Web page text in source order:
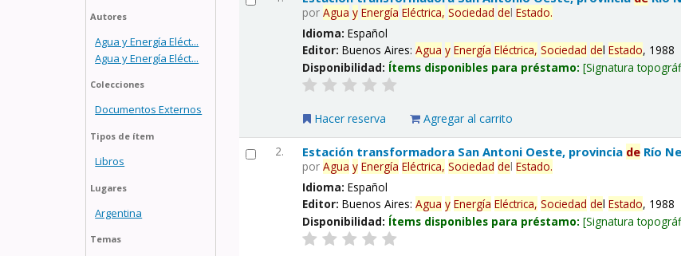
Autores
Agua y Energía Eléct...
Agua y Energía Eléct...
Colecciones
Documentos Externos
Tipos de ítem
Libros
Lugares
Argentina
Temas
porAgua y Energía Eléctrica, Sociedad delEstado.
Idioma:Español
Editor:Buenos Aires:Agua y Energía Eléctrica, Sociedad delEstado, 1988
Disponibilidad: Ítems disponibles para préstamo: Signatura
Hacer reserva Agregar al carrito
2. Estación transformadora San Antoni Oeste, provincia de Río
porAgua y Energía Eléctrica, Sociedad delEstado.
Idioma:Español
Editor:Buenos Aires:Agua y Energía Eléctrica, Sociedad delEstado, 1988
Disponibilidad: Ítems disponibles para préstamo: Signatura